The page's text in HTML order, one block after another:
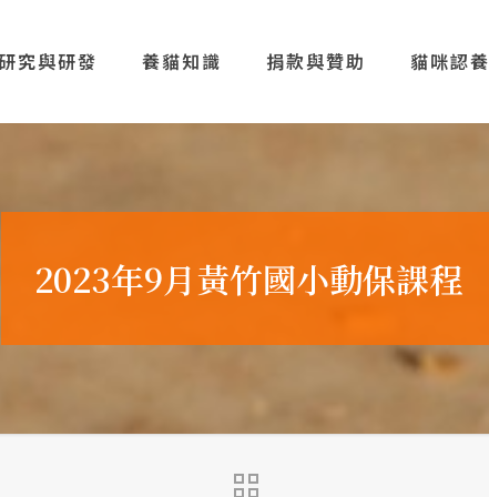
究與研發 養貓知識 捐款與贊助 貓咪認養
2023年9月黃竹國小動保課程